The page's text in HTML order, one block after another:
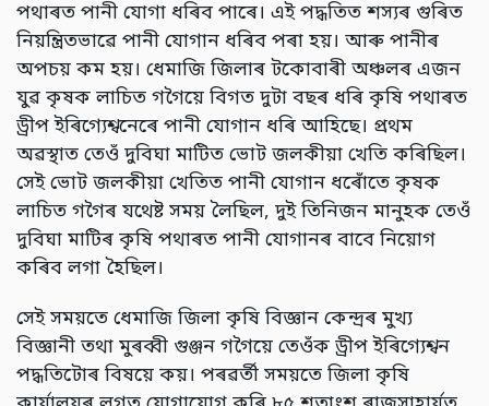
পথাৰত পানী যোগা ধৰিব পাৰে। এই পদ্ধতিত শস্যৰ গুৰিত
নিয়ন্ত্ৰিতভাৱে পানী যোগান ধৰিব পৰা হয়। আৰু পানীৰ
অপচয় কম হয়। ধেমাজি জিলাৰ টকোবাৰী অঞ্চলৰ এজন
যুৱ কৃষক লাচিত গগৈয়ে বিগত দুটা বছৰ ধৰি কৃষি পথাৰত
ড্ৰীপ ইৰিগ্যেশ্বনেৰে পানী যোগান ধৰি আহিছে। প্ৰথম
অৱস্থাত তেওঁ দুবিঘা মাটিত ভোট জলকীয়া খেতি কৰিছিল।
সেই ভোট জলকীয়া খেতিত পানী যোগান ধৰোঁতে কৃষক
লাচিত গগৈৰ যথেষ্ট সময় লৈছিল, দুই তিনিজন মানুহক তেওঁ
দুবিঘা মাটিৰ কৃষি পথাৰত পানী যোগানৰ বাবে নিয়োগ
কৰিব লগা হৈছিল।
সেই সময়তে ধেমাজি জিলা কৃষি বিজ্ঞান কেন্দ্ৰৰ মুখ্য
বিজ্ঞানী তথা মুৰব্বী গুঞ্জন গগৈয়ে তেওঁক ড্ৰীপ ইৰিগ্যেশ্বন
পদ্ধতিটোৰ বিষয়ে কয়। পৰৱৰ্তী সময়তে জিলা কৃষি